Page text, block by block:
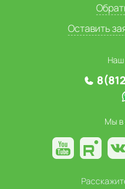
Оставить
Наш
Мы в